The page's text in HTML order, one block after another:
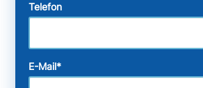
Telefon
E-Mail*